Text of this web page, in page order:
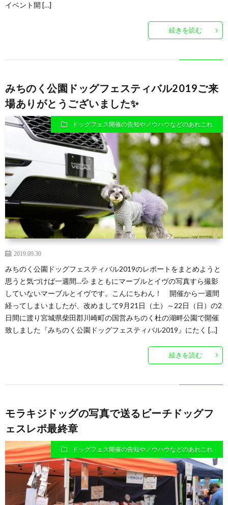
イベント開 […]
続きを読む
みちのく公園ドッグフェスティバル2019ご来
場ありがとうございました✨
ドッグフェス開催の告知やノウハウなどのあれこれ
2019.09.30
みちのく公園ドッグフェスティバル2019のレポートをまとめようと
思うと気づけば一週間…💦 まともにマーブルとイヴの写真すら撮影
していないマーブルとイヴです。こんにちわん！ 開催から一週間
経ってしまいましたが、改めまして9月21日（土）～22日（日）の2
日間に渡り宮城県柴田郡川崎町の国営みちのく杜の湖畔公園で開催
致しました『みちのく公園ドッグフェスティバル2019』にたく […]
続きを読む
モラキジドッグの写真で送るビーチドッグフ
ェスレポ最終章
ドッグフェス開催の告知やノウハウなどのあれこれ